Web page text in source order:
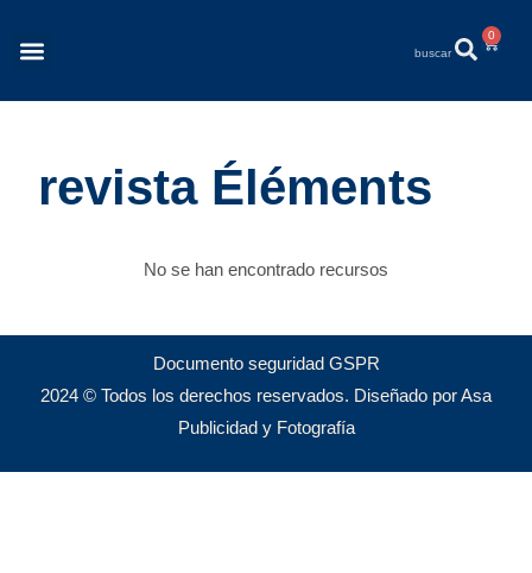
0
revista Éléments
No se han encontrado recursos
Documento seguridad GSPR
2024 © Todos los derechos reservados. Diseñado por Asa
Publicidad y Fotografía